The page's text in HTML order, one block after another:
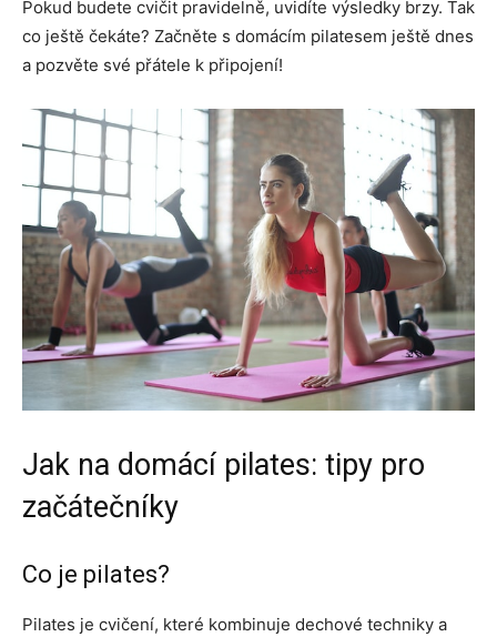
Pokud budete cvičit pravidelně, uvidíte výsledky brzy. Tak
co ještě čekáte? Začněte s domácím pilatesem ještě dnes
a pozvěte své přátele k připojení!
Jak na domácí pilates: tipy pro
začátečníky
Co je pilates?
Pilates je cvičení, které kombinuje dechové techniky a